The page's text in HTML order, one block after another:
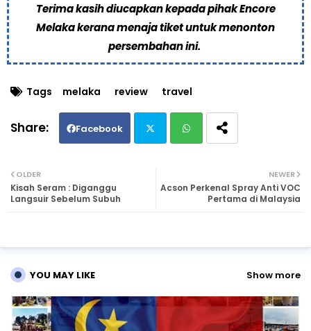
Terima kasih diucapkan kepada pihak Encore
Melaka kerana menaja tiket untuk menonton
persembahan ini.
Tags melaka review travel
Facebook
ats
p
NEWER
Acson Perkenal Spray Anti VOC
Pertama di Malaysia
OLDER
Kisah Seram : Diganggu
Langsuir Sebelum Subuh
YOU MAY LIKE Show more